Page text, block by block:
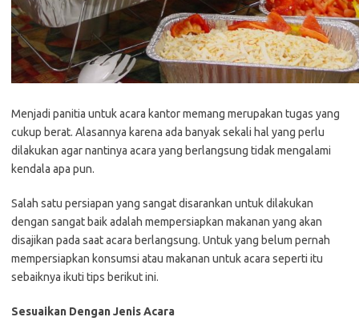
Menjadi panitia untuk acara kantor memang merupakan tugas yang
cukup berat. Alasannya karena ada banyak sekali hal yang perlu
dilakukan agar nantinya acara yang berlangsung tidak mengalami
kendala apa pun.
Salah satu persiapan yang sangat disarankan untuk dilakukan
dengan sangat baik adalah mempersiapkan makanan yang akan
disajikan pada saat acara berlangsung. Untuk yang belum pernah
mempersiapkan konsumsi atau makanan untuk acara seperti itu
sebaiknya ikuti tips berikut ini.
Sesuaikan Dengan Jenis Acara